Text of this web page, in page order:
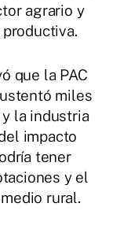
agrario y
que la PAC
miles
la industria
impacto
tener
y el
rural.